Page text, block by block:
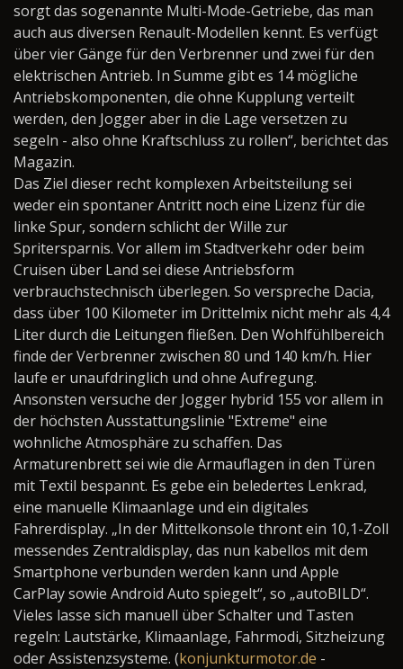
sorgt das sogenannte Multi-Mode-Getriebe, das man
auch aus diversen Renault-Modellen kennt. Es verfügt
über vier Gänge für den Verbrenner und zwei für den
elektrischen Antrieb. In Summe gibt es 14 mögliche
Antriebskomponenten, die ohne Kupplung verteilt
werden, den Jogger aber in die Lage versetzen zu
segeln - also ohne Kraftschluss zu rollen“, berichtet das
Magazin.
Das Ziel dieser recht komplexen Arbeitsteilung sei
weder ein spontaner Antritt noch eine Lizenz für die
linke Spur, sondern schlicht der Wille zur
Spritersparnis. Vor allem im Stadtverkehr oder beim
Cruisen über Land sei diese Antriebsform
verbrauchstechnisch überlegen. So verspreche Dacia,
dass über 100 Kilometer im Drittelmix nicht mehr als 4,4
Liter durch die Leitungen fließen. Den Wohlfühlbereich
finde der Verbrenner zwischen 80 und 140 km/h. Hier
laufe er unaufdringlich und ohne Aufregung.
Ansonsten versuche der Jogger hybrid 155 vor allem in
der höchsten Ausstattungslinie "Extreme" eine
wohnliche Atmosphäre zu schaffen. Das
Armaturenbrett sei wie die Armauflagen in den Türen
mit Textil bespannt. Es gebe ein beledertes Lenkrad,
eine manuelle Klimaanlage und ein digitales
Fahrerdisplay. „In der Mittelkonsole thront ein 10,1-Zoll
messendes Zentraldisplay, das nun kabellos mit dem
Smartphone verbunden werden kann und Apple
CarPlay sowie Android Auto spiegelt“, so „autoBILD“.
Vieles lasse sich manuell über Schalter und Tasten
regeln: Lautstärke, Klimaanlage, Fahrmodi, Sitzheizung
oder Assistenzsysteme. (konjunkturmotor.de -